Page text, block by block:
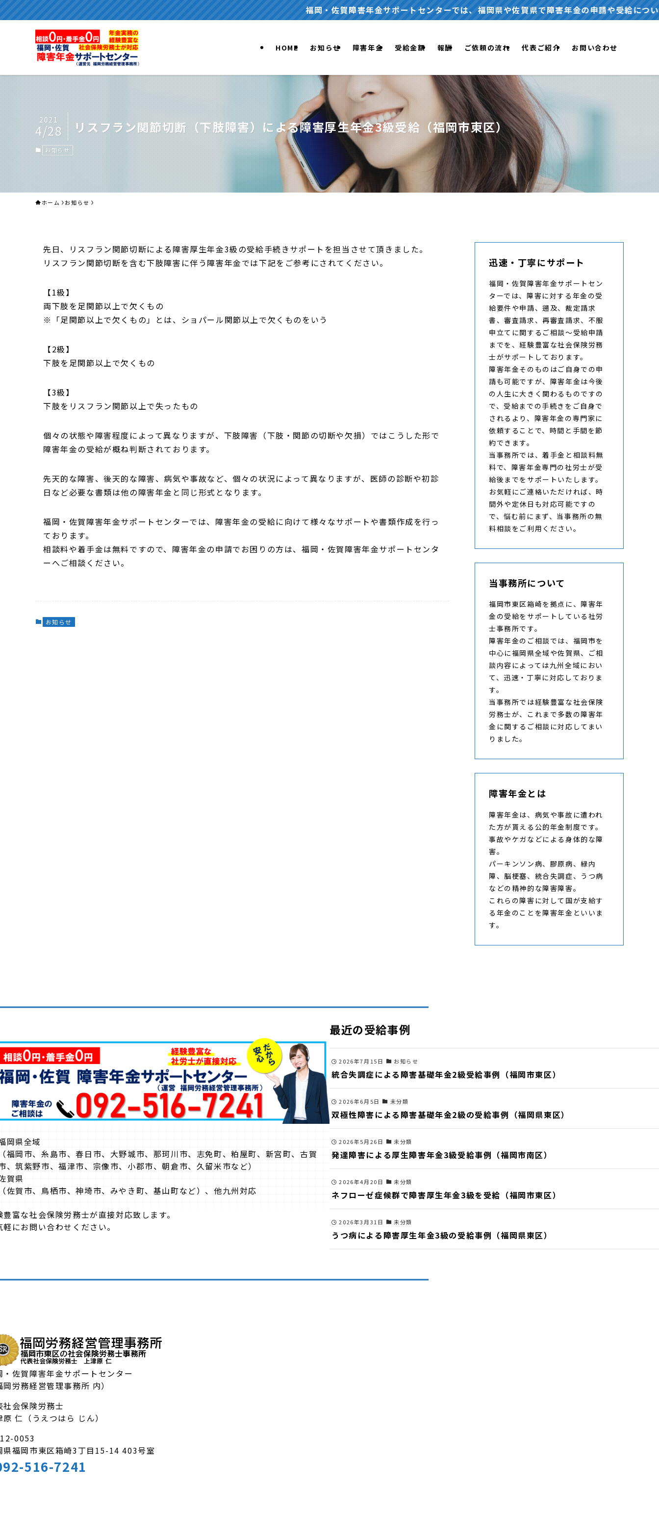
福岡・佐賀障害年金サポートセンターでは、福岡県や佐賀県で障害年金の申請や受給について、無料
HOME お知らせ 障害年金 受給金額 報酬 ご依頼の流れ 代表ご紹介 お問い合わせ
リスフラン関節切断（下肢障害）による障害厚生年金3級受給（福岡市東区）
2021
4/28
お知らせ
ホーム お知らせ
先日、リスフラン関節切断による障害厚生年金3級の受給手続きサポートを担当させて頂きました。
リスフラン関節切断を含む下肢障害に伴う障害年金では下記をご参考にされてください。
【1級】
両下肢を足関節以上で欠くもの
※「足関節以上で欠くもの」とは、ショパール関節以上で欠くものをいう
【2級】
下肢を足関節以上で欠くもの
【3級】
下肢をリスフラン関節以上で失ったもの
個々の状態や障害程度によって異なりますが、下肢障害（下肢・関節の切断や欠損）ではこうした形で
障害年金の受給が概ね判断されております。
先天的な障害、後天的な障害、病気や事故など、個々の状況によって異なりますが、医師の診断や初診
日など必要な書類は他の障害年金と同じ形式となります。
福岡・佐賀障害年金サポートセンターでは、障害年金の受給に向けて様々なサポートや書類作成を行っ
ております。
相談料や着手金は無料ですので、障害年金の申請でお困りの方は、福岡・佐賀障害年金サポートセンタ
ーへご相談ください。
お知らせ
迅速・丁寧にサポート
福岡・佐賀障害年金サポートセン
ターでは、障害に対する年金の受
給要件や申請、遡及、裁定請求
書、審査請求、再審査請求、不服
申立てに関するご相談～受給申請
までを、経験豊富な社会保険労務
士がサポートしております。
障害年金そのものはご自身での申
請も可能ですが、障害年金は今後
の人生に大きく関わるものですの
で、受給までの手続きをご自身で
されるより、障害年金の専門家に
依頼することで、時間と手間を節
約できます。
当事務所では、着手金と相談料無
料で、障害年金専門の社労士が受
給後までをサポートいたします。
お気軽にご連絡いただければ、時
間外や定休日も対応可能ですの
で、悩む前にまず、当事務所の無
料相談をご利用ください。
当事務所について
福岡市東区箱崎を拠点に、障害年
金の受給をサポートしている社労
士事務所です。
障害年金のご相談では、福岡市を
中心に福岡県全域や佐賀県、ご相
談内容によっては九州全域におい
て、迅速・丁寧に対応しておりま
す。
当事務所では経験豊富な社会保険
労務士が、これまで多数の障害年
金に関するご相談に対応してまい
りました。
障害年金とは
障害年金は、病気や事故に遭われ
た方が貰える公的年金制度です。
事故やケガなどによる身体的な障
害。
パーキンソン病、膠原病、緑内
障、脳梗塞、統合失調症、うつ病
などの精神的な障害障害。
これらの障害に対して国が支給す
る年金のことを障害年金といいま
す。
岡県全域
福岡市、糸島市、春日市、大野城市、那珂川市、志免町、粕屋町、新宮町、古賀
、筑紫野市、福津市、宗像市、小郡市、朝倉市、久留米市など）
賀県
佐賀市、鳥栖市、神埼市、みやき町、基山町など）、他九州対応
豊富な社会保険労務士が直接対応致します。
軽にお問い合わせください。
最近の受給事例
2026年7月15日 お知らせ
統合失調症による障害基礎年金2級受給事例（福岡市東区）
2026年6月5日 未分類
双極性障害による障害基礎年金2級の受給事例（福岡県東区）
2026年5月26日 未分類
発達障害による厚生障害年金3級受給事例（福岡市南区）
2026年4月20日 未分類
ネフローゼ症候群で障害厚生年金3級を受給（福岡市東区）
2026年3月31日 未分類
うつ病による障害厚生年金3級の受給事例（福岡県東区）
・佐賀障害年金サポートセンター
岡労務経営管理事務所 内）
社会保険労務士
原 仁（うえつはら じん）
0053
県福岡市東区箱崎3丁目15-14 403号室
516-7241